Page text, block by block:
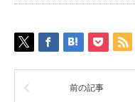
前の記事